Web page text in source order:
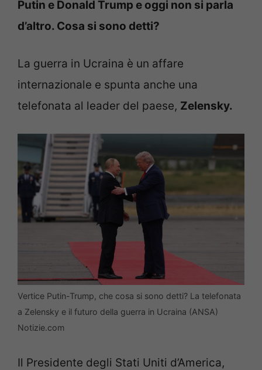
Putin e Donald Trump e oggi non si parla
d’altro. Cosa si sono detti?
La guerra in Ucraina è un affare
internazionale e spunta anche una
telefonata al leader del paese, Zelensky.
Vertice Putin-Trump, che cosa si sono detti? La telefonata
a Zelensky e il futuro della guerra in Ucraina (ANSA)
Notizie.com
Il Presidente degli Stati Uniti d’America,